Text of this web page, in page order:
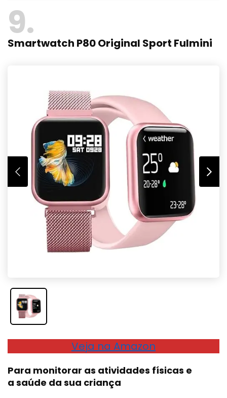
9
Smartwatch P80 Original Sport Fulmini
Veja na Amazon
Para monitorar as atividades físicas e
a saúde da sua criança